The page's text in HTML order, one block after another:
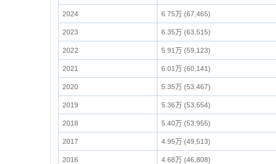
2024 6.75万 (67,465)
2023 6.35万 (63,515)
2022 5.91万 (59,123)
2021 6.01万 (60,141)
2020 5.35万 (53,467)
2019 5.36万 (53,554)
2018 5.40万 (53,955)
2017 4.95万 (49,513)
2016 4.68万 (46,808)